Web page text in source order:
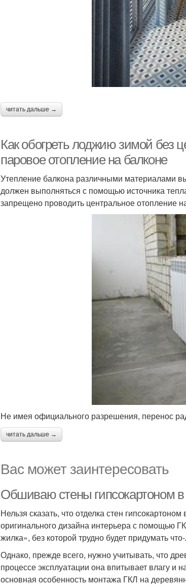
читать дальше →
Как обогреть лоджию зимой без
паровое отопление на балконе
Утепление балкона различными материалами
должен выполняться с помощью источника
запрещено проводить центральное отопление
Не имея официального разрешения, перенос
читать дальше →
Вас может заинтересовать
Обшиваю стены гипсокартоном
Нельзя сказать, что отделка стен
оригинального дизайна интерьера с помощью
жилка», без которой трудно будет придумать
Однако, прежде всего, нужно учитывать, что
процессе эксплуатации она впитывает влагу и
основная особенность монтажа ГКЛ на